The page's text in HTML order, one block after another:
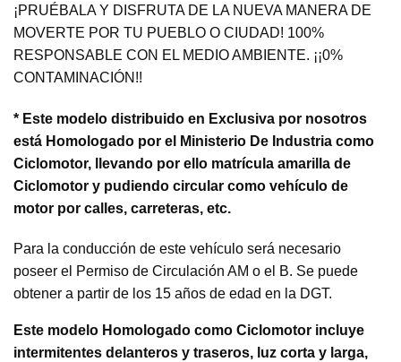
¡PRUÉBALA Y DISFRUTA DE LA NUEVA MANERA DE
MOVERTE POR TU PUEBLO O CIUDAD! 100%
RESPONSABLE CON EL MEDIO AMBIENTE. ¡¡0%
CONTAMINACIÓN!!
* Este modelo distribuido en Exclusiva por nosotros
está Homologado por el Ministerio De Industria como
Ciclomotor, llevando por ello matrícula amarilla de
Ciclomotor y pudiendo circular como vehículo de
motor por calles, carreteras, etc.
Para la conducción de este vehículo será necesario
poseer el Permiso de Circulación AM o el B. Se puede
obtener a partir de los 15 años de edad en la DGT.
Este modelo Homologado como Ciclomotor incluye
intermitentes delanteros y traseros, luz corta y larga,